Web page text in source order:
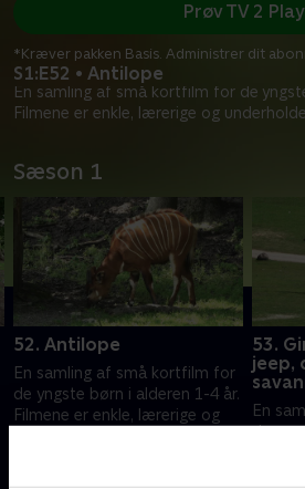
S1:E52 • Antilope
En samling af små kortfilm for de
Filmene er enkle, lærerige og
Prøv TV 2
*Kræver pakken Basis. Administrer dit
Sæson 1
52. Antilope
En samling af små kortfilm for
de yngste børn i alderen 1-4 år.
Filmene er enkle, lærerige og
53.
jeep,
En
de